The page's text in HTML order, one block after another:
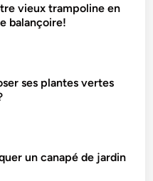
vieux trampoline en
balançoire!
ses plantes vertes
un canapé de jardin